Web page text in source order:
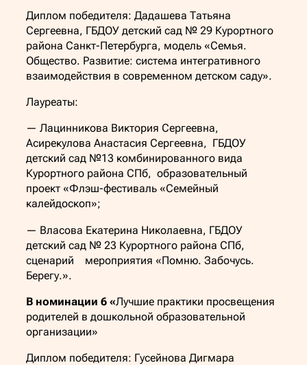
Диплом победителя: Дадашева Татьяна
Сергеевна, ГБДОУ детский сад № 29 Курортного
района Санкт-Петербурга, модель «Семья.
Общество. Развитие: система интегративного
взаимодействия в современном детском саду».
Лауреаты:
— Лацинникова Виктория Сергеевна,
Асирекулова Анастасия Сергеевна, ГБДОУ
детский сад №13 комбинированного вида
Курортного района СПб, образовательный
проект «Флэш-фестиваль «Семейный
калейдоскоп»;
— Власова Екатерина Николаевна, ГБДОУ
детский сад № 23 Курортного района СПб,
сценарий мероприятия «Помню. Забочусь.
Берегу.».
В номинации 6 «Лучшие практики просвещения
родителей в дошкольной образовательной
организации»
Диплом победителя: Гусейнова Дигмара